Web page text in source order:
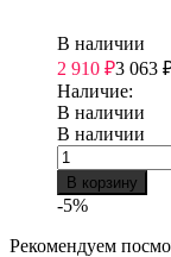
В наличии
2 910 ₽3 063
Наличие:
В наличии
В наличии
В корзину
-5%
Рекомендуем